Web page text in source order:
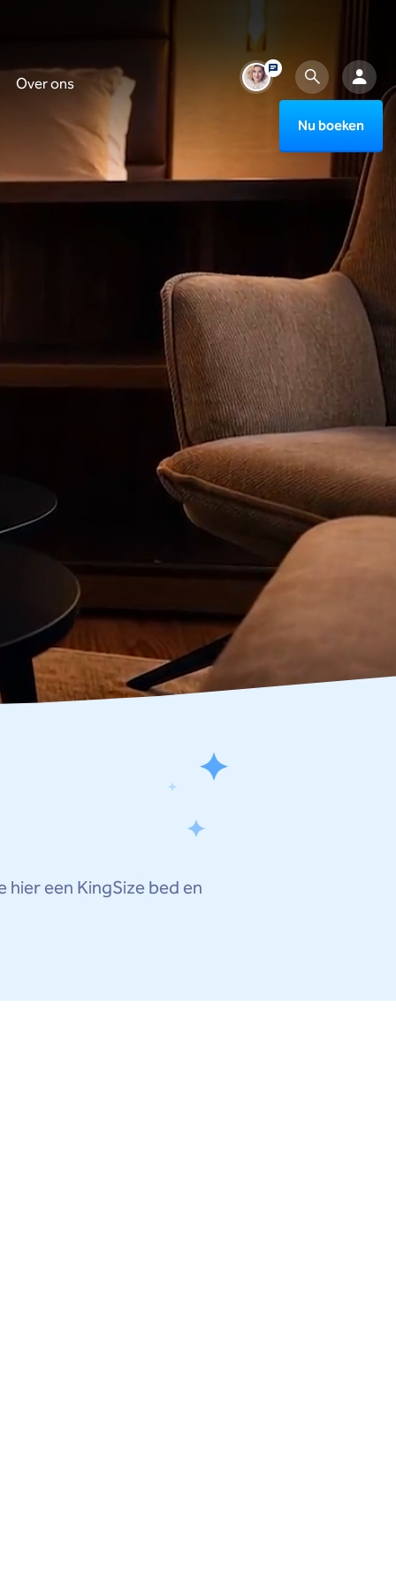
Over ons
Nu boeken
een KingSize bed en